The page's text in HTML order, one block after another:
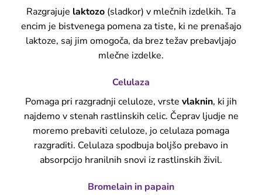
Razgrajuje laktozo (sladkor) v mlečnih izdelkih. Ta
encim je bistvenega pomena za tiste, ki ne prenašajo
laktoze, saj jim omogoča, da brez težav prebavljajo
mlečne izdelke.
Celulaza
Pomaga pri razgradnji celuloze, vrste vlaknin, ki jih
najdemo v stenah rastlinskih celic. Čeprav ljudje ne
moremo prebaviti celuloze, jo celulaza pomaga
razgraditi. Celulaza spodbuja boljšo prebavo in
absorpcijo hranilnih snovi iz rastlinskih živil.
Bromelain in papain